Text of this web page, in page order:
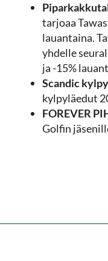
tarjoaa
lauantaina.
yhdelle
ja -15%
Scandic
kylpyläedut
FOREVER
Golfin